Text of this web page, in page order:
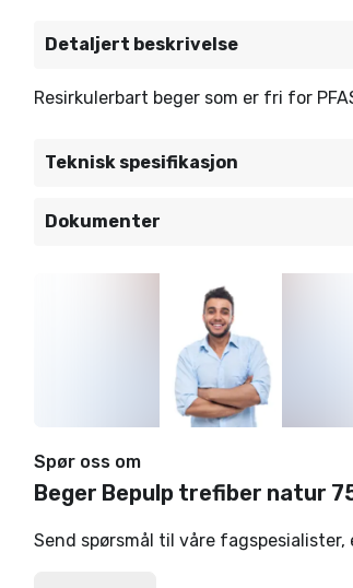
Detaljert beskrivelse
Resirkulerbart beger som er fri for
Teknisk spesifikasjon
Dokumenter
Spør oss om
Beger Bepulp trefiber natur
Send spørsmål til våre